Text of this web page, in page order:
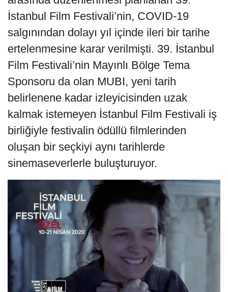
İstanbul Film Festivali’nin, COVID-19
salgınından dolayı yıl içinde ileri bir tarihe
ertelenmesine karar verilmişti. 39. İstanbul
Film Festivali’nin Mayınlı Bölge Tema
Sponsoru da olan MUBI, yeni tarih
belirlenene kadar izleyicisinden uzak
kalmak istemeyen İstanbul Film Festivali iş
birliğiyle festivalin ödüllü filmlerinden
oluşan bir seçkiyi aynı tarihlerde
sinemaseverlerle buluşturuyor.